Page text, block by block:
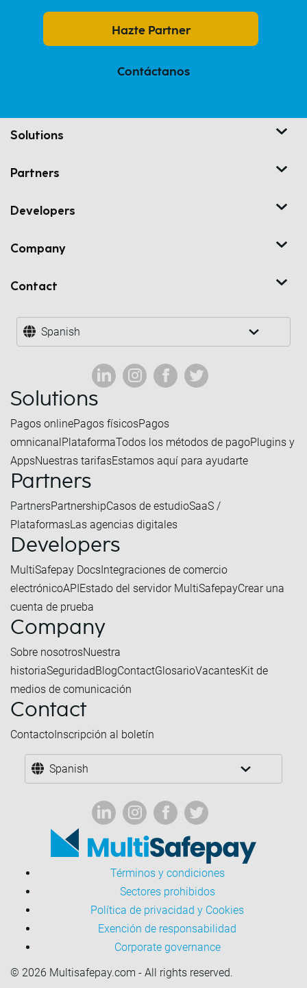
Hazte Partner
Contáctanos
Solutions
Partners
Developers
Company
Contact
Spanish
Solutions
Pagos onlinePagos físicosPagos
omnicanalPlataformaTodos los métodos de pagoPlugins y
AppsNuestras tarifasEstamos aquí para ayudarte
Partners
PartnersPartnershipCasos de estudioSaaS /
PlataformasLas agencias digitales
Developers
MultiSafepay DocsIntegraciones de comercio
electrónicoAPIEstado del servidor MultiSafepayCrear una
cuenta de prueba
Company
Sobre nosotrosNuestra
historiaSeguridadBlogContactGlosarioVacantesKit de
medios de comunicación
Contact
ContactoInscripción al boletín
Spanish
Términos y condiciones
Sectores prohibidos
Política de privacidad y Cookies
Exención de responsabilidad
Corporate governance
© 2026 Multisafepay.com - All rights reserved.